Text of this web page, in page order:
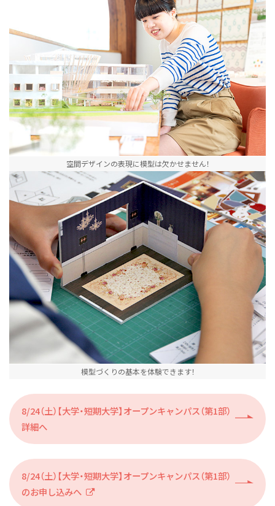
空間デザインの表現に模型は欠かせません！
模型づくりの基本を体験できます！
8/24（土）【大学・短期大学】オープンキャンパス（第1部）
詳細へ
8/24（土）【大学・短期大学】オープンキャンパス（第1部）
のお申し込みへ